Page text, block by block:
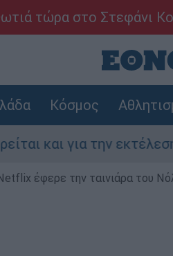
τώρα στο Στεφάνι
Κόσμος
για την εκτέλεση
έφερε την ταινιάρα του